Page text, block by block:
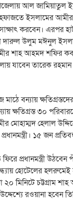
আল জামিয়াতুল
ইসলামের আমীর
করবেন। এরপর
উলুম মঈনুল ইসলাম
শাহ আহমদ শফির
যাবেন তারেক
বন্যায়
ক্ষতিগ্রস্ত ৩০
মীর মোহাম্মদ হেলাল
১৫ জন
প্রধানমন্ত্রী
হোটেলের
মিনিটে চট্টগ্রাম
রওয়ানা হবেন